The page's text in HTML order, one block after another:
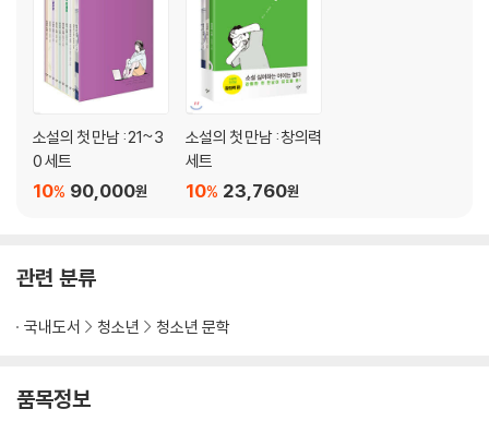
소설의 첫 만남 : 21~3
0 세트
90,000원
10%
소설의 첫 만남 : 창의력
세트
23,760원
10%
관련 분류
국내도서 청소년 청소년 문학
품목정보